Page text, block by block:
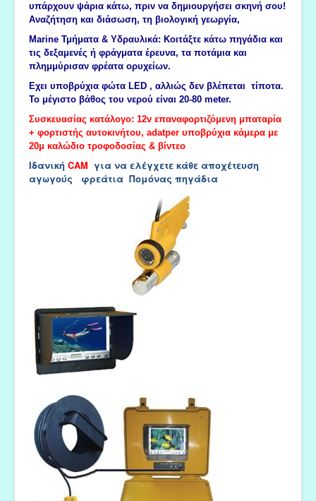
υπάρχουν ψάρια κάτω, πριν να δημιουργήσει σκηνή σου!
Αναζήτηση και διάσωση, τη βιολογική γεωργία,
Marine Τμήματα & Υδραυλικά: Κοιτάξτε κάτω πηγάδια και
τις δεξαμενές ή φράγματα έρευνα, τα ποτάμια και
πλημμύρισαν φρέατα ορυχείων.
Εχει υποβρύχια φώτα LED , αλλιώς δεν βλέπεται τίποτα.
Το μέγιστο βάθος του νερού είναι 20-80 meter.
Συσκευασίας κατάλογο: 12v επαναφορτιζόμενη μπαταρία
+ φορτιστής αυτοκινήτου, adatper υποβρύχια κάμερα με
20μ καλώδιο τροφοδοσίας & βίντεο
Ιδανική CAM για να ελέγχετε κάθε αποχέτευση
αγωγούς φρεάτια Πομόνας πηγάδια